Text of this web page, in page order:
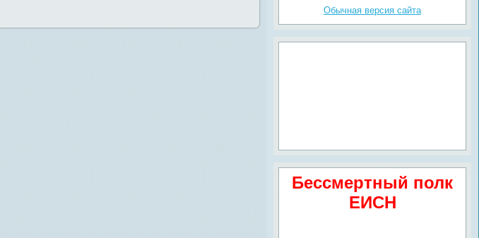
Обычная версия сайта
Бессмертный полк
ЕИСН